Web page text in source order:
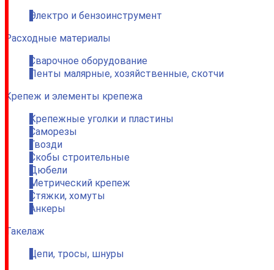
Электро и бензоинструмент
Расходные материалы
Сварочное оборудование
Ленты малярные, хозяйственные, скотчи
Крепеж и элементы крепежа
Крепежные уголки и пластины
Саморезы
Гвозди
Скобы строительные
Дюбели
Метрический крепеж
Стяжки, хомуты
Анкеры
Такелаж
Цепи, тросы, шнуры